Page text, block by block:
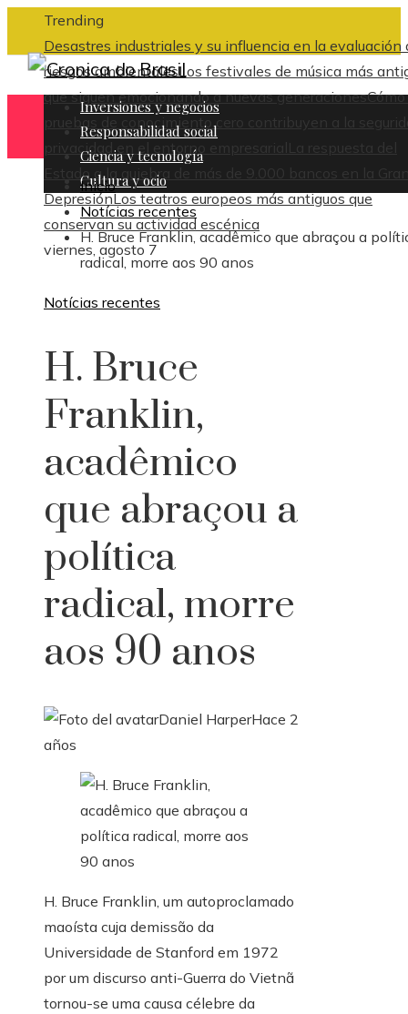
Trending
Desastres industriales y su influencia en la evaluación
riesgos ambientalesLos festivales de música más
que siguen emocionando a nuevas generaciones
pruebas de conocimiento cero contribuyen a la
privacidad en el entorno empresarial
La respuesta del
Estado a la quiebra de más de 9.000 bancos en la
DepresiónLos teatros europeos más antiguos que
conservan su actividad escénica
viernes, agosto 7
Inversiones y negocios
Responsabilidad social
Ciencia y tecnología
Cultura y ocio
Inicio
Notícias recentes
H. Bruce Franklin, acadêmico que abraçou a
radical, morre aos 90 anos
Notícias recentes
H. Bruce
Franklin,
acadêmico
que abraçou a
política
radical, morre
aos 90 anos
Daniel HarperHace 2
años
H. Bruce Franklin, um autoproclamado
maoísta cuja demissão da
Universidade de Stanford em 1972
por um discurso anti-Guerra do Vietnã
tornou-se uma causa célebre da